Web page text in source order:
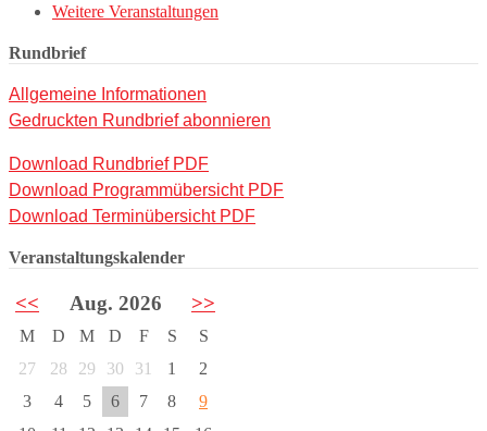
Weitere Veranstaltungen
Rundbrief
Allgemeine Informationen
Gedruckten Rundbrief abonnieren
Download Rundbrief PDF
Download Programmübersicht PDF
Download Terminübersicht PDF
Veranstaltungskalender
<< Aug. 2026 >>
M D M D F S
S
27
28 29 30 31 1
2
3
4 5 6 7 8
9